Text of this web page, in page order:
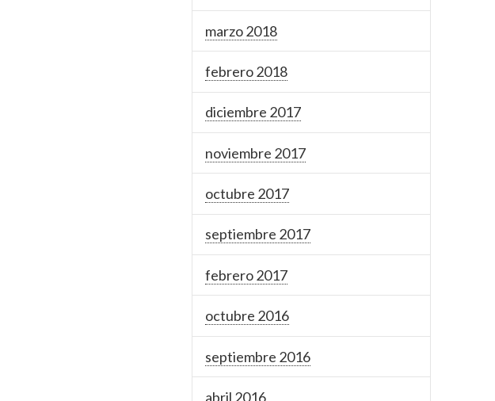
marzo 2018
febrero 2018
diciembre 2017
noviembre 2017
octubre 2017
septiembre 2017
febrero 2017
octubre 2016
septiembre 2016
abril 2016